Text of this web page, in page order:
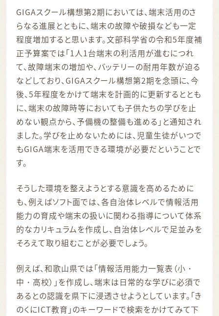
GIGAスクール構想第2期においては、端末活用のさ
らなる進展とともに、端末の故障や破損なども一定
程度増加すると思います。文部科学省の令和5年度補
正予算案では「1人1台端末の利活用が進むにつれ
て、故障端末の増加や、バッテリーの耐用年数が迫る
などしており、GIGAスクール構想第2期を念頭に、今
後、5年程度をかけて端末を計画的に更新するととも
に、端末の故障時等においても子供たちの学びを止
めない観点から、予備機の整備も進める」と通知され
ました。学びを止めないためには、児童生徒がいつで
もGIGA端末を活用できる環境が必要だということで
す。
そうした環境を整えようとする意識を高めるために
も、例えばソフト面では、各自治体レベルで情報活用
能力の育成や端末の扱いに関わる指導について体系
的なカリキュラムを作成し、自治体レベルで足並みを
そろえて取り組むことが必要でしょう。
例えば、和歌山県では「情報活用能力一覧表（小・
中・高校）」を作成し、端末は日常的な学びに必須で
あるとの認識を県下に浸透させようとしています。「き
のくにICT教育」のキーワードで検索をかけてみて下